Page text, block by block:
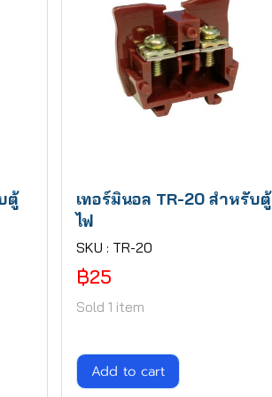
ตู้
เทอร์มินอล TR-20 สำหรับตู้
ไฟ
SKU : TR-20
฿25
Sold 1 item
Add to cart